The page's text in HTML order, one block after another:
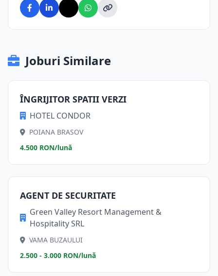
Joburi Similare
ÎNGRIJITOR SPATII VERZI
HOTEL CONDOR
POIANA BRASOV
4.500 RON/lună
AGENT DE SECURITATE
Green Valley Resort Management &
Hospitality SRL
VAMA BUZAULUI
2.500 - 3.000 RON/lună